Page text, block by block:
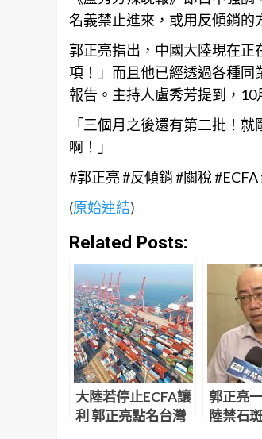
名義禁止進來，或用反傾銷的
郭正亮指出，中國大陸現在
項！」而且他已經透過各種同
報告。主持人盧秀芳提到，
「三個月之後還有第二批！
啊！」
#郭正亮 #反傾銷 #關稅
(原始連結)
Related Posts:
大陸若停止ECFA讓
利 郭正亮點名台灣
郭正亮
陸禁石